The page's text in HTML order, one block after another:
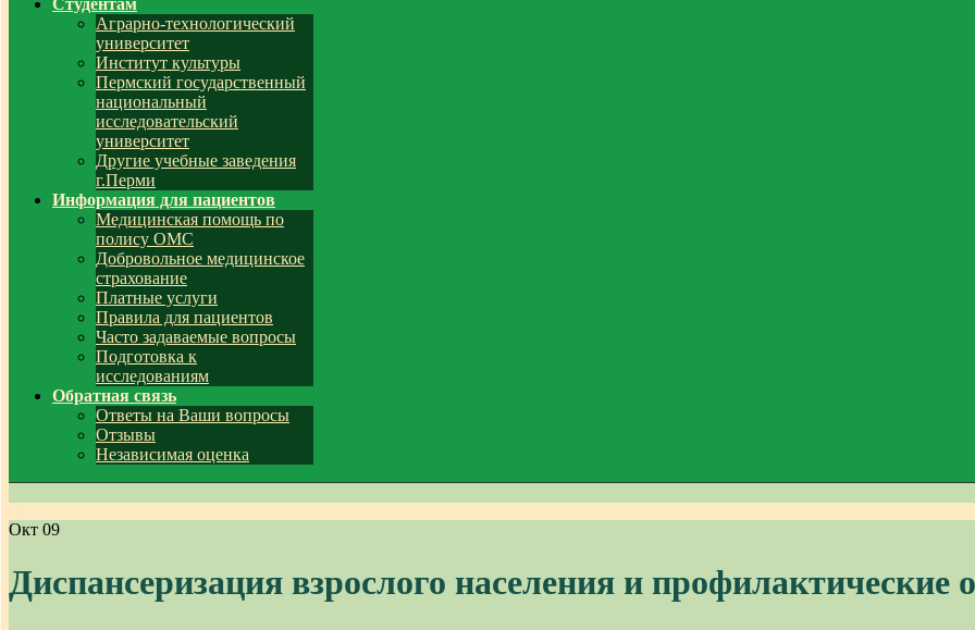
Студентам
Аграрно-технологический
университет
Институт культуры
Пермский государственный
национальный
исследовательский
университет
Другие учебные заведения
г.Перми
Информация для пациентов
Медицинская помощь по
полису ОМС
Добровольное медицинское
страхование
Платные услуги
Правила для пациентов
Часто задаваемые вопросы
Подготовка к
исследованиям
Обратная связь
Ответы на Ваши вопросы
Отзывы
Независимая оценка
Окт 09
Диспансеризация взрослого населения и профилактические